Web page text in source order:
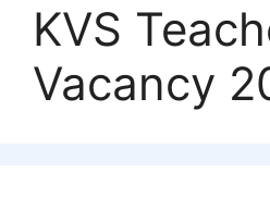
KVS
Vacancy